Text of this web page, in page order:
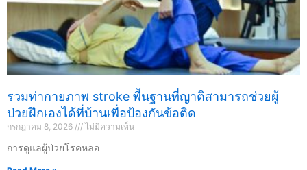
รวมท่ากายภาพ stroke พื้นฐานที่ญาติสามารถช่วยผู้
ป่วยฝึกเองได้ที่บ้านเพื่อป้องกันข้อติด
กรกฎาคม 8, 2026 ไม่มีความเห็น
การดูแลผู้ป่วยโรคหลอ